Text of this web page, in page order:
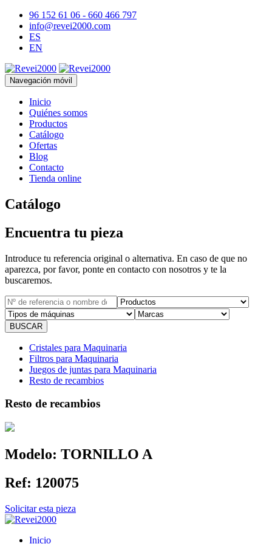
96 152 61 06 - 660 466 797
info@revei2000.com
ES
EN
Navegación móvil
Inicio
Quiénes somos
Productos
Catálogo
Ofertas
Blog
Contacto
Tienda online
Catálogo
Encuentra tu pieza
Introduce tu referencia original o alternativa. En caso de que no
aparezca, por favor, ponte en contacto con nosotros y te la
buscaremos.
Cristales para Maquinaria
Filtros para Maquinaria
Juegos de juntas para Maquinaria
Resto de recambios
Resto de recambios
Modelo: TORNILLO A
Ref: 120075
Solicitar esta pieza
Inicio